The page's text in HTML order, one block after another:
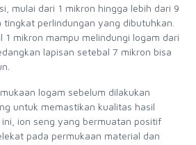
mulai dari 1 mikron hingga lebih dari 9
perlindungan yang dibutuhkan.
1 mikron mampu melindungi logam dari
lapisan setebal 7 mikron bisa
logam sebelum dilakukan
untuk memastikan kualitas hasil
ini, ion seng yang bermuatan positif
pada permukaan material dan